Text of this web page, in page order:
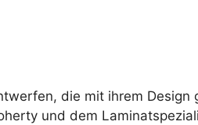
die mit ihrem Design
und dem